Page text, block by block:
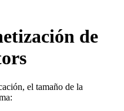
de
el tamaño de la